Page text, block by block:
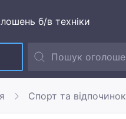
б/в техніки
Спорт та відпочинок